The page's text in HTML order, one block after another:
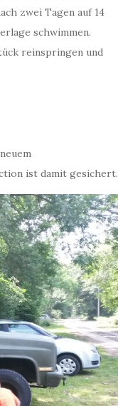
zwei Tagen auf 14
schwimmen.
reinspringen und
ist damit gesichert.